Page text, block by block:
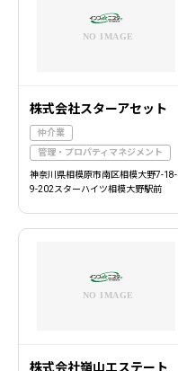
株式会社スターアセット
仲介業
管理・プロパティマネジメント
神奈川県相模原市南区相模大野7-18-
9-202スターハイツ相模大野駅前
株式会社嶺山エステート